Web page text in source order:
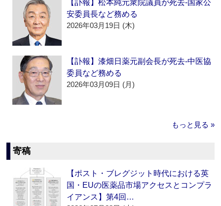
【訃報】松本純元衆院議員が死去‐国家公
安委員長など務める
2026年03月19日 (木)
【訃報】漆畑日薬元副会長が死去‐中医協
委員など務める
2026年03月09日 (月)
もっと見る »
寄稿
【ポスト・ブレグジット時代における英
国・EUの医薬品市場アクセスとコンプラ
イアンス】第4回…